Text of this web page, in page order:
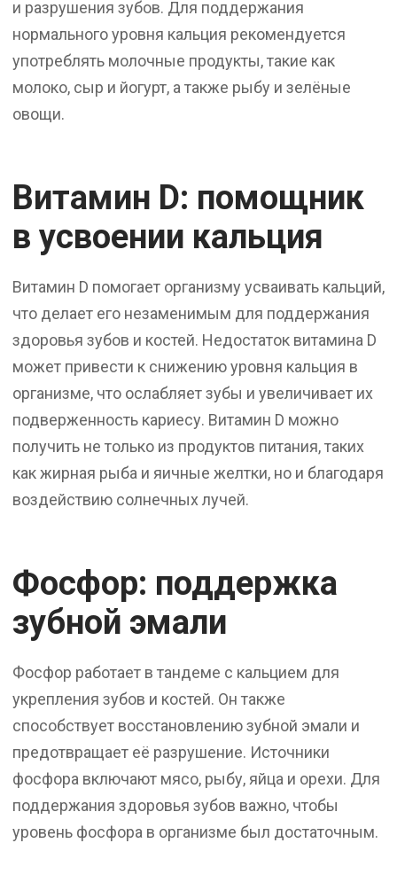
и разрушения зубов. Для поддержания
нормального уровня кальция рекомендуется
употреблять молочные продукты, такие как
молоко, сыр и йогурт, а также рыбу и зелёные
овощи.
Витамин D: помощник
в усвоении кальция
Витамин D помогает организму усваивать кальций,
что делает его незаменимым для поддержания
здоровья зубов и костей. Недостаток витамина D
может привести к снижению уровня кальция в
организме, что ослабляет зубы и увеличивает их
подверженность кариесу. Витамин D можно
получить не только из продуктов питания, таких
как жирная рыба и яичные желтки, но и благодаря
воздействию солнечных лучей.
Фосфор: поддержка
зубной эмали
Фосфор работает в тандеме с кальцием для
укрепления зубов и костей. Он также
способствует восстановлению зубной эмали и
предотвращает её разрушение. Источники
фосфора включают мясо, рыбу, яйца и орехи. Для
поддержания здоровья зубов важно, чтобы
уровень фосфора в организме был достаточным.